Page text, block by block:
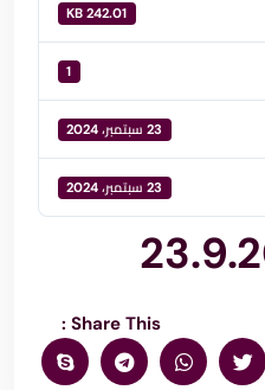
242.01 KB
1
23 سبتمبر، 2024
23 سبتمبر، 2024
Share This :